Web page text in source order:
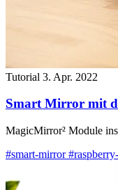
Tutorial 3. Apr. 2022
Smart Mirror mit
MagicMirror² Module
#smart-mirror